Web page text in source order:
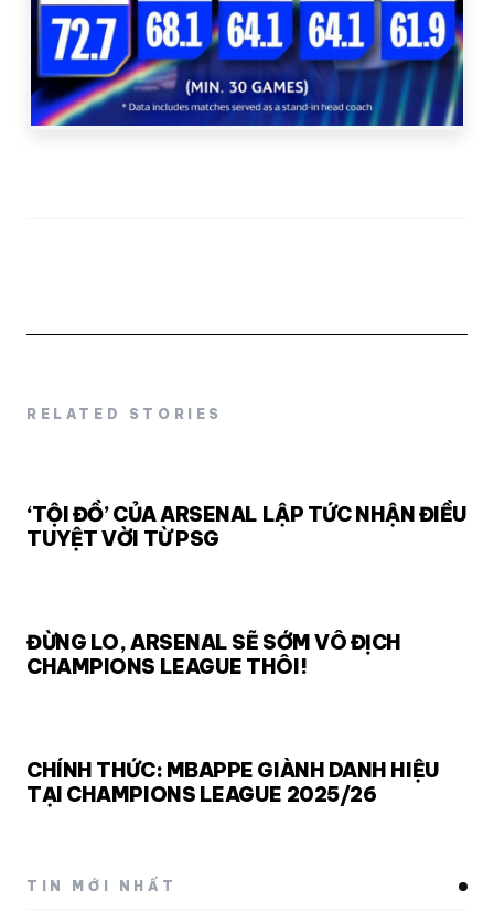
RELATED STORIES
‘TỘI ĐỒ’ CỦA ARSENAL LẬP TỨC NHẬN ĐIỀU
TUYỆT VỜI TỪ PSG
ĐỪNG LO, ARSENAL SẼ SỚM VÔ ĐỊCH
CHAMPIONS LEAGUE THÔI!
CHÍNH THỨC: MBAPPE GIÀNH DANH HIỆU
TẠI CHAMPIONS LEAGUE 2025/26
TIN MỚI NHẤT